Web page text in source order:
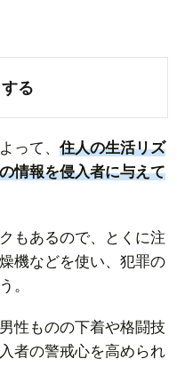
る
って、住人の生活リズ
情報を侵入者に与えて
もあるので、とくに注
機などを使い、犯罪の
。
性ものの下着や格闘技
者の警戒心を高められ